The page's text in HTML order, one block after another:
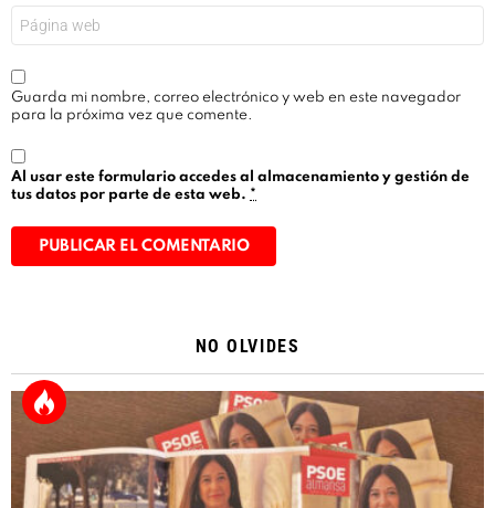
Guarda mi nombre, correo electrónico y web en este navegador
para la próxima vez que comente.
Al usar este formulario accedes al almacenamiento y gestión de
tus datos por parte de esta web. *
NO OLVIDES